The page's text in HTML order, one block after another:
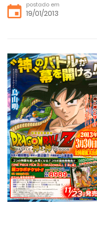
postado em
19/01/2013